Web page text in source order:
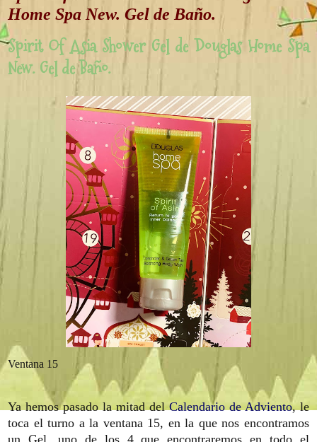
Home Spa New. Gel de Baño.
Spirit Of Asia Shower Gel de Douglas Home Spa
New. Gel de Baño.
Ventana 15
Ya hemos pasado la mitad delCalendario de Adviento, le
toca el turno a la ventana 15, en la que nos encontramos